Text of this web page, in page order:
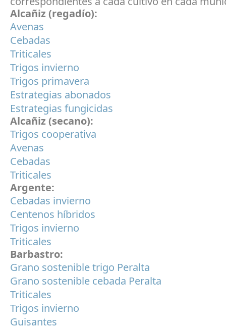
Alcañiz (regadío):
Avenas
Cebadas
Triticales
Trigos invierno
Trigos primavera
Estrategias abonados
Estrategias fungicidas
Alcañiz (secano):
Trigos cooperativa
Avenas
Cebadas
Triticales
Argente:
Cebadas invierno
Centenos híbridos
Trigos invierno
Triticales
Barbastro:
Grano sostenible trigo Peralta
Grano sostenible cebada Peralta
Triticales
Trigos invierno
Guisantes